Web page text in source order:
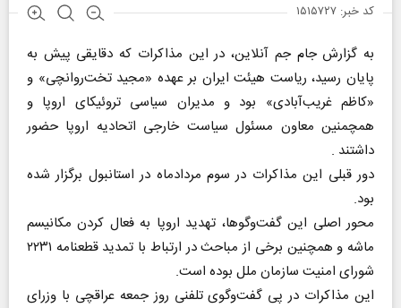
کد خبر: ۱۵۱۵۷۲۷
به گزارش جام جم آنلاین، در این مذاکرات که دقایقی پیش به
پایان رسید، ریاست هیئت ایران بر عهده «مجید تخت‌روانچی» و
«کاظم غریب‌آبادی» بود و مدیران سیاسی تروئیکای اروپا و
همچمنین معاون مسئول سیاست خارجی اتحادیه اروپا حضور
داشتند .
دور قبلی این مذاکرات در سوم مردادماه در استانبول برگزار شده
بود.
محور اصلی این گفت‌وگوها، تهدید اروپا به فعال کردن مکانیسم
ماشه و همچنین برخی از مباحث در ارتباط با تمدید قطعنامه ۲۲۳۱
شورای امنیت سازمان ملل بوده است.
این مذاکرات در پی گفت‌وگوی تلفنی روز جمعه عراقچی با وزرای